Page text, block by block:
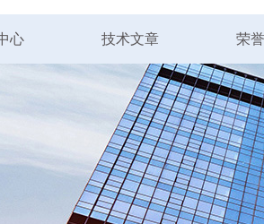
心 技术文章 荣